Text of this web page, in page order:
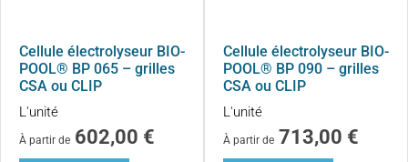
Cellule électrolyseur BIO-
POOL® BP 065 – grilles
CSA ou CLIP
L'unité
À partir de 602,00 €
Cellule électrolyseur BIO-
POOL® BP 090 – grilles
CSA ou CLIP
L'unité
À partir de 713,00 €